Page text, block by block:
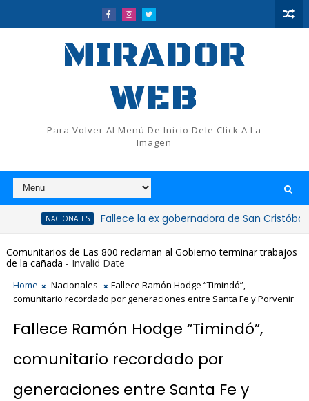
MIRADOR
WEB
Para Volver Al Menù De Inicio Dele Click A La
Imagen
Fallece la ex gobernadora de San Cristóbal, doctora
Comunitarios de Las 800 reclaman al Gobierno terminar trabajos
de la cañada - Invalid Date
Home Nacionales
Fallece Ramón Hodge “Timindó”,
comunitario recordado por generaciones entre Santa Fe y Porvenir
Fallece Ramón Hodge “Timindó”,
comunitario recordado por
generaciones entre Santa Fe y